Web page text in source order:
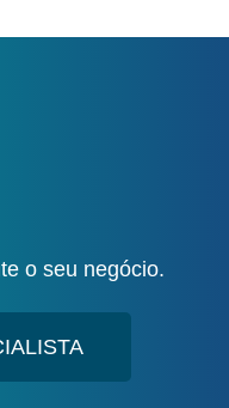
o seu negócio.